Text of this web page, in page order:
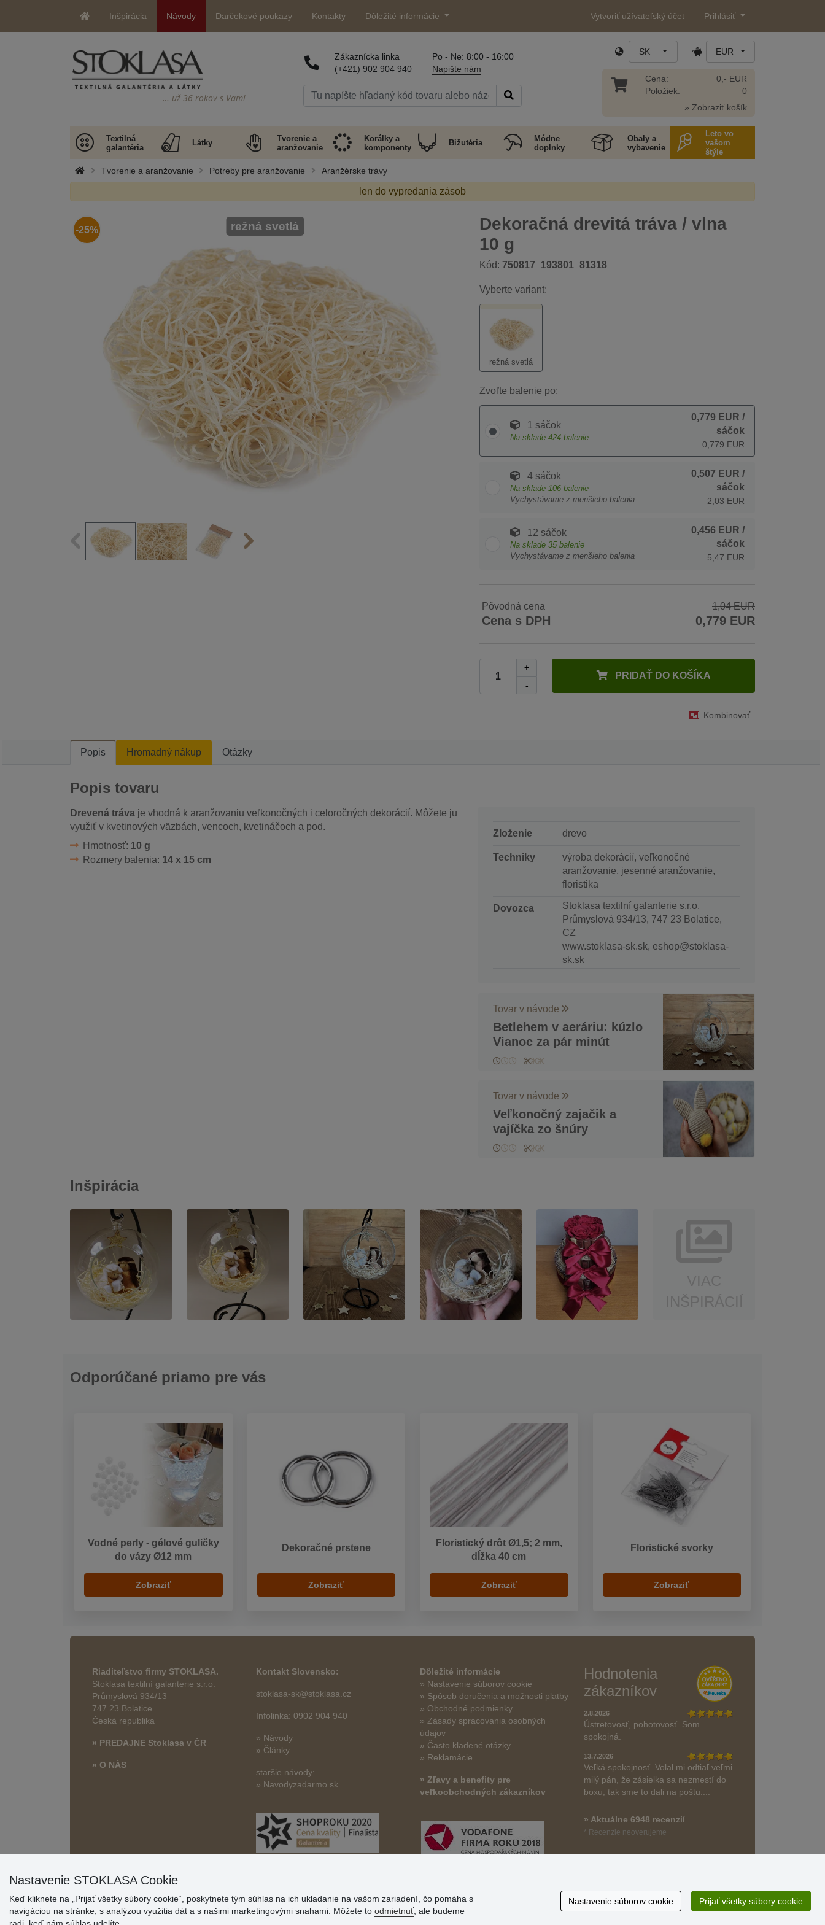
Inšpirácia Návody Darčekové poukazy Kontakty Dôležité informácie Vytvoriť užívateľský účet Prihlásiť
… už 36 rokov s Vami
Zákaznícka linka
(+421) 902 904 940
Po - Ne: 8:00 - 16:00
Napište nám
SK EUR
Cena:
Položiek:
0,- EUR
0
» Zobraziť košík
Textilná
galantéria
Látky
Tvorenie a
aranžovanie
Korálky a
komponenty
Bižutéria
Módne
doplnky
Obaly a
vybavenie
Leto vo
vašom
štýle
Tvorenie a aranžovanie Potreby pre aranžovanie Aranžérske trávy
len do vypredania zásob
Dekoračná drevitá tráva / vlna
10 g
Kód: 750817_193801_81318
-25% režná svetlá
Vyberte variant:
režná svetlá
Zvoľte balenie po:
1 sáčok
Na sklade 424 balenie
0,779 EUR /
sáčok
0,779 EUR
4 sáčok
Na sklade 106 balenie
Vychystávame z menšieho balenia
0,507 EUR /
sáčok
2,03 EUR
12 sáčok
Na sklade 35 balenie
Vychystávame z menšieho balenia
0,456 EUR /
sáčok
5,47 EUR
Pôvodná cena 1,04 EUR
Cena s DPH 0,779 EUR
+
-
PRIDAŤ DO KOŠÍKA
Kombinovať
Popis Hromadný nákup Otázky
Popis tovaru
Drevená tráva je vhodná k aranžovaniu veľkonočných i celoročných dekorácií. Môžete ju
využiť v kvetinových väzbách, vencoch, kvetináčoch a pod.
Hmotnosť: 10 g
Rozmery balenia: 14 x 15 cm
Zloženie drevo
Techniky
výroba dekorácií, veľkonočné
aranžovanie, jesenné aranžovanie,
floristika
Dovozca
Stoklasa textilní galanterie s.r.o.
Průmyslová 934/13, 747 23 Bolatice,
CZ
www.stoklasa-sk.sk, eshop@stoklasa-
sk.sk
Tovar v návode
Betlehem v aeráriu: kúzlo
Vianoc za pár minút
Tovar v návode
Veľkonočný zajačik a
vajíčka zo šnúry
Inšpirácia
Odporúčané priamo pre vás
Vodné perly - gélové guličky
do vázy Ø12 mm
Zobraziť
Dekoračné prstene
Zobraziť
Floristický drôt Ø1,5; 2 mm,
dĺžka 40 cm
Zobraziť
Floristické svorky
Zobraziť
Riaditeľstvo firmy STOKLASA.
Stoklasa textilní galanterie s.r.o.
Průmyslová 934/13
747 23 Bolatice
Česká republika
» PREDAJNE Stoklasa v ČR
» O NÁS
Kontakt Slovensko:
stoklasa-sk@stoklasa.cz
Infolinka: 0902 904 940
» Návody
» Články
staršie návody:
» Navodyzadarmo.sk
Dôležité informácie
» Nastavenie súborov cookie
» Spôsob doručenia a možnosti platby
» Obchodné podmienky
» Zásady spracovania osobných
údajov
» Často kladené otázky
» Reklamácie
» Zľavy a benefity pre
veľkoobchodných zákazníkov
Hodnotenia
zákazníkov
2.8.2026
Ústretovosť, pohotovosť. Som
spokojná.
13.7.2026
Veľká spokojnosť. Volal mi odtiaľ veľmi
milý pán, že zásielka sa nezmestí do
boxu, tak sme to dali na poštu....
» Aktuálne 6948 recenzií
* Recenzie neoverujeme
Nastavenie STOKLASA Cookie
Keď kliknete na „Prijať všetky súbory cookie“, poskytnete tým súhlas na ich ukladanie na vašom zariadení, čo pomáha s
navigáciou na stránke, s analýzou využitia dát a s našimi marketingovými snahami. Môžete to odmietnuť, ale budeme
Nastavenie súborov cookie Prijať všetky súbory cookie